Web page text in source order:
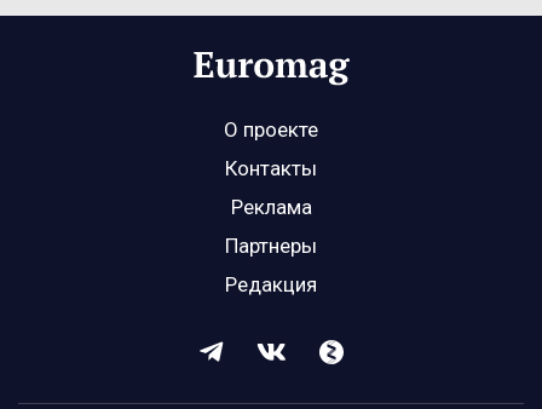
О проекте
Контакты
Реклама
Партнеры
Редакция